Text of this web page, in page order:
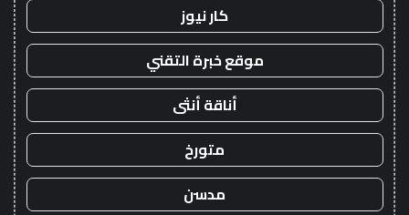
كار نيوز
موقع خبرة التقني
أناقة أنثى
متورخ
مدسن